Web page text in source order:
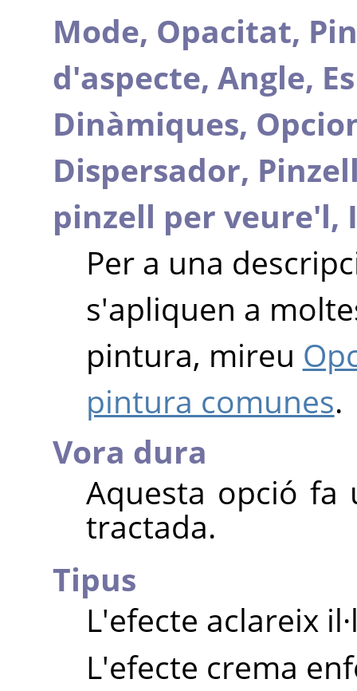
Mode, Opacitat,
d'aspecte, Angle,
Dinàmiques,
Dispersador,
pinzell per veure'l,
Per a una
s'apliquen a
pintura, mireu
pintura comunes.
Vora dura
Aquesta opció
tractada.
Tipus
L'efecte aclareix
L'efecte crema